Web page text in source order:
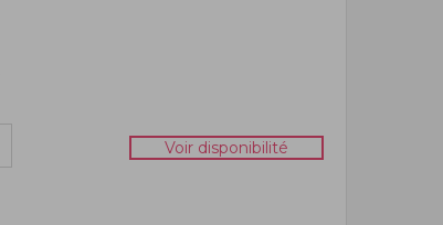
Voir disponibilité